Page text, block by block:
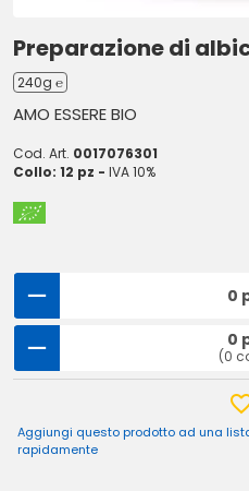
Preparazione di
240g ℮
AMO ESSERE BIO
Cod. Art. 0017076301
Collo: 12 pz - IVA 10%
0
0
(0
Aggiungi questo prodotto ad una
rapidamente